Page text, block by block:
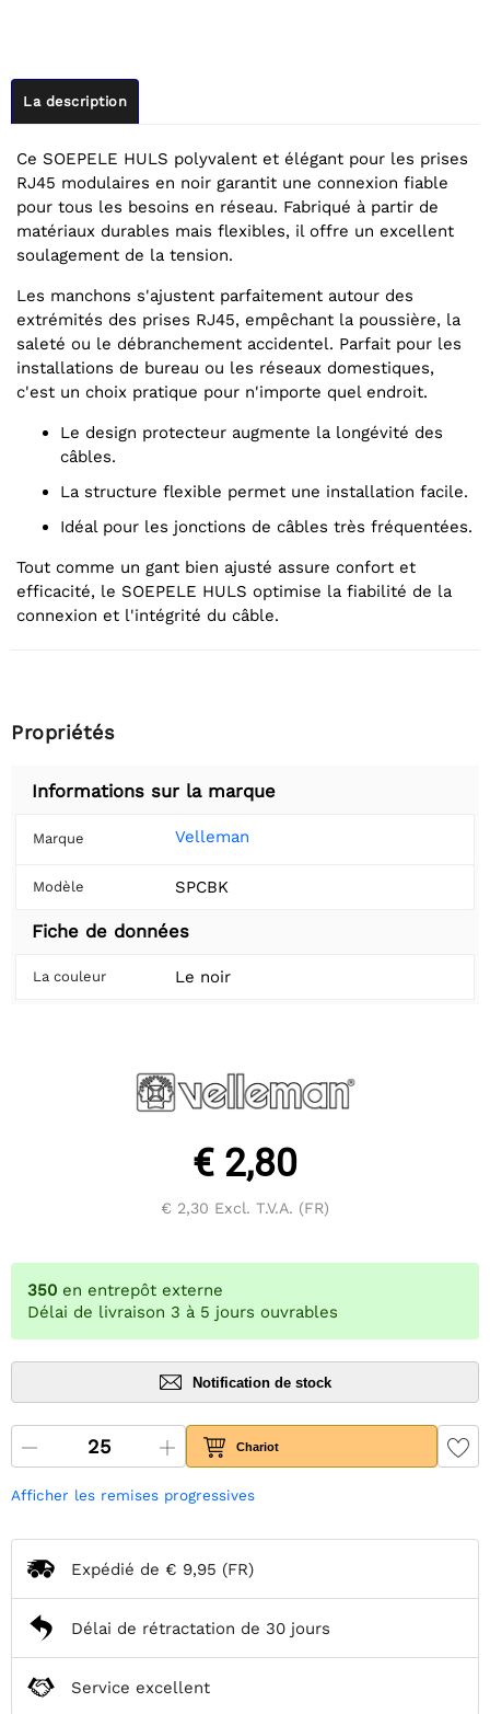
La description
Ce SOEPELE HULS polyvalent et élégant pour les prises
RJ45 modulaires en noir garantit une connexion fiable
pour tous les besoins en réseau. Fabriqué à partir de
matériaux durables mais flexibles, il offre un excellent
soulagement de la tension.
Les manchons s'ajustent parfaitement autour des
extrémités des prises RJ45, empêchant la poussière, la
saleté ou le débranchement accidentel. Parfait pour les
installations de bureau ou les réseaux domestiques,
c'est un choix pratique pour n'importe quel endroit.
Le design protecteur augmente la longévité des
câbles.
La structure flexible permet une installation facile.
Idéal pour les jonctions de câbles très fréquentées.
Tout comme un gant bien ajusté assure confort et
efficacité, le SOEPELE HULS optimise la fiabilité de la
connexion et l'intégrité du câble.
Propriétés
Informations sur la marque
Marque Velleman
Modèle SPCBK
Fiche de données
La couleur Le noir
€ 2,80
€ 2,30 Excl. T.V.A. (FR)
350 en entrepôt externe
Délai de livraison 3 à 5 jours ouvrables
Notification de stock
Chariot
Afficher les remises progressives
Expédié de € 9,95 (FR)
Délai de rétractation de 30 jours
Service excellent